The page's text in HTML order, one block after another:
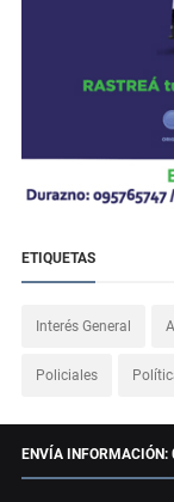
ETIQUETAS
Interés General
Policiales
ENVÍA